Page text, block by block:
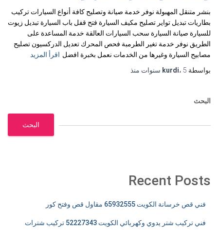
بنشر متنقل المهبولة نوفر خدمة صيانة وتصليح كافة أنواع السيارات تركيب
بطاريات تبديل تواير تصليح مكيف السيارة فتح قفل باب السيارة تبديل زيوت
للسيارة صيانة السيارة سحب السيارات العالقة خدمة المساعدة على
الطريق نوفر خدمة تغير الطرمبة فحص المحرك تعديل الدركسيون تصليح
مصابيح السيارة وغيرها من الخدمات نعمل بخبرة افضل اقرأ المزيد
بواسطة
kurdi، 5 سنوات منذ
البحث
البحث
Recent Posts
فني قص خرسانة الكويت 65932555 مقاول قص وفتح كور
فني تركيب شتر يدوي وكهربائي الكويت 52227343 تركيب شترات